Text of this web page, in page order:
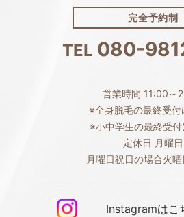
完全予約制
TEL 080-
営業時間 11:00～
※全身脱毛の最終受
※小中学生の最終受
定休日 月曜日
月曜日祝日の場合火曜
Instagramはこ